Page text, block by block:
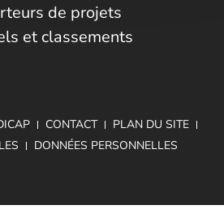
de projets
et classements
CONTACT
PLAN DU SITE
DONNÉES PERSONNELLES